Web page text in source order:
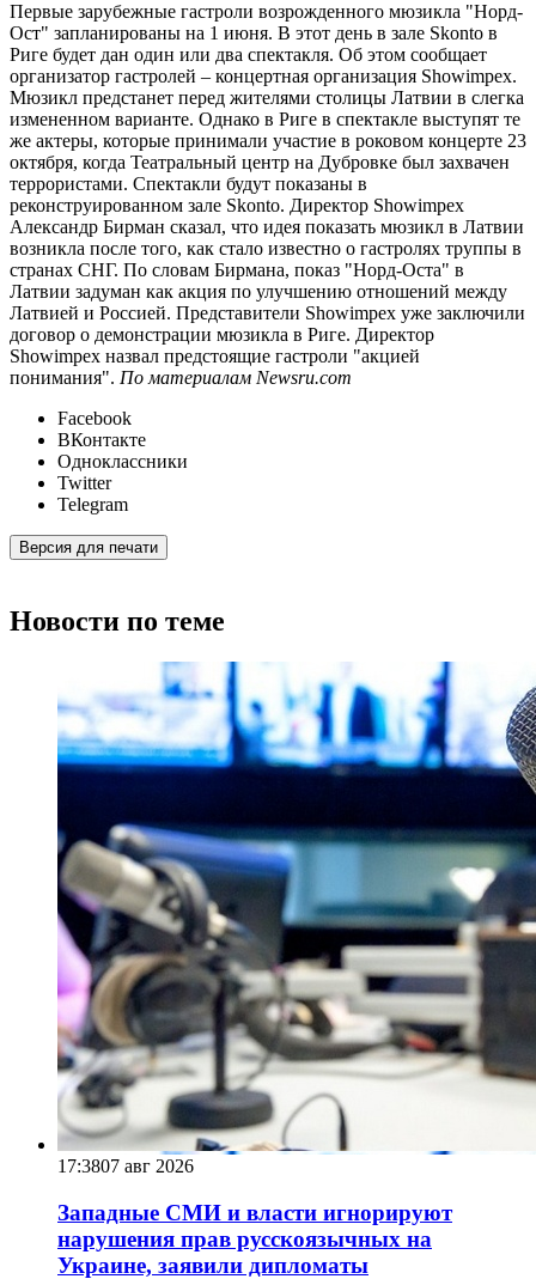
Первые зарубежные гастроли возрожденного мюзикла "Норд-
Ост" запланированы на 1 июня. В этот день в зале Skonto в
Риге будет дан один или два спектакля. Об этом сообщает
организатор гастролей – концертная организация Showimpex.
Мюзикл предстанет перед жителями столицы Латвии в слегка
измененном варианте. Однако в Риге в спектакле выступят те
же актеры, которые принимали участие в роковом концерте 23
октября, когда Театральный центр на Дубровке был захвачен
террористами. Спектакли будут показаны в
реконструированном зале Skonto. Директор Showimpex
Александр Бирман сказал, что идея показать мюзикл в Латвии
возникла после того, как стало известно о гастролях труппы в
странах СНГ. По словам Бирмана, показ "Норд-Оста" в
Латвии задуман как акция по улучшению отношений между
Латвией и Россией. Представители Showimpex уже заключили
договор о демонстрации мюзикла в Риге. Директор
Showimpex назвал предстоящие гастроли "акцией
понимания". По материалам Newsru.com
Facebook
ВКонтакте
Одноклассники
Twitter
Telegram
Версия для печати
Новости по теме
17:3807 авг 2026
Западные СМИ и власти игнорируют
нарушения прав русскоязычных на
Украине, заявили дипломаты